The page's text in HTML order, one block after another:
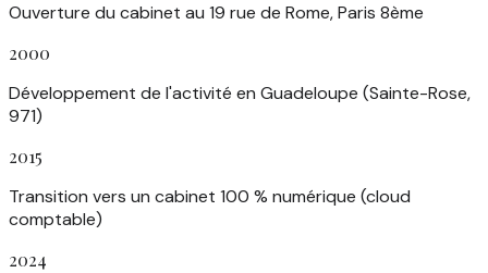
Ouverture du cabinet au 19 rue de Rome, Paris 8ème
2000
Développement de l'activité en Guadeloupe (Sainte-Rose,
971)
2015
Transition vers un cabinet 100 % numérique (cloud
comptable)
2024